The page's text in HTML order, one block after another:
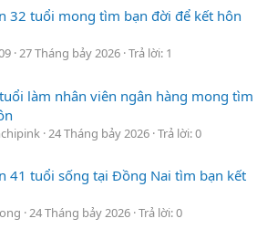
32 tuổi mong tìm bạn đời để kết hôn
27 Tháng bảy 2026 Trả lời: 1
làm nhân viên ngân hàng mong tìm
24 Tháng bảy 2026 Trả lời: 0
41 tuổi sống tại Đồng Nai tìm bạn kết
24 Tháng bảy 2026 Trả lời: 0